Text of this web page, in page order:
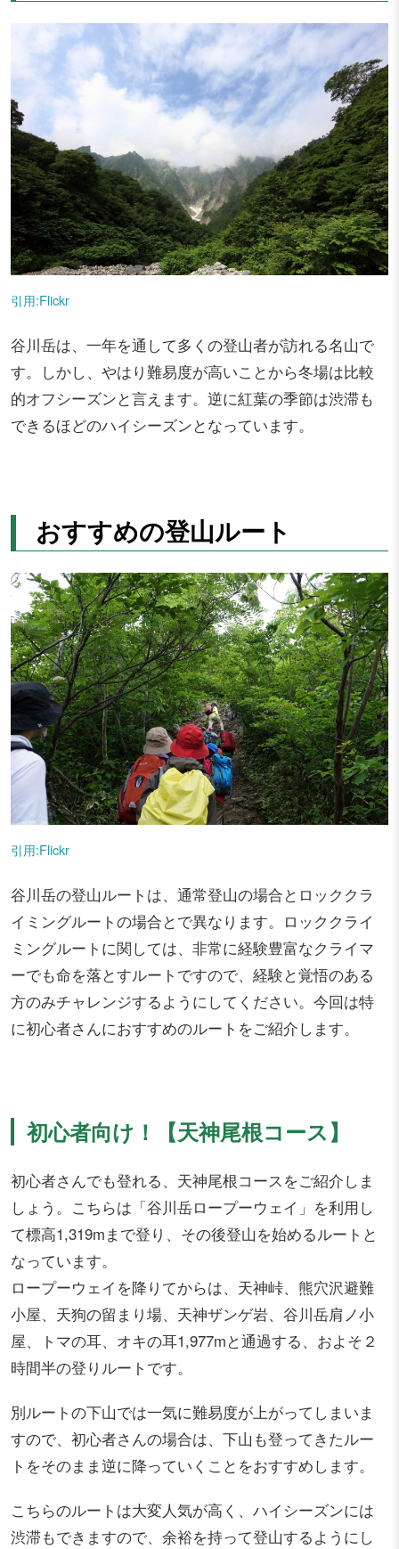
引用:Flickr
谷川岳は、一年を通して多くの登山者が訪れる名山で
す。しかし、やはり難易度が高いことから冬場は比較
的オフシーズンと言えます。逆に紅葉の季節は渋滞も
できるほどのハイシーズンとなっています。
おすすめの登山ルート
引用:Flickr
谷川岳の登山ルートは、通常登山の場合とロッククラ
イミングルートの場合とで異なります。ロッククライ
ミングルートに関しては、非常に経験豊富なクライマ
ーでも命を落とすルートですので、経験と覚悟のある
方のみチャレンジするようにしてください。今回は特
に初心者さんにおすすめのルートをご紹介します。
初心者向け！【天神尾根コース】
初心者さんでも登れる、天神尾根コースをご紹介しま
しょう。こちらは「谷川岳ロープーウェイ」を利用し
て標高1,319mまで登り、その後登山を始めるルートと
なっています。
ロープーウェイを降りてからは、天神峠、熊穴沢避難
小屋、天狗の留まり場、天神ザンゲ岩、谷川岳肩ノ小
屋、トマの耳、オキの耳1,977mと通過する、およそ２
時間半の登りルートです。
別ルートの下山では一気に難易度が上がってしまいま
すので、初心者さんの場合は、下山も登ってきたルー
トをそのまま逆に降っていくことをおすすめします。
こちらのルートは大変人気が高く、ハイシーズンには
渋滞もできますので、余裕を持って登山するようにし